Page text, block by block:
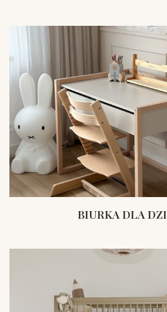
BIURKA DLA